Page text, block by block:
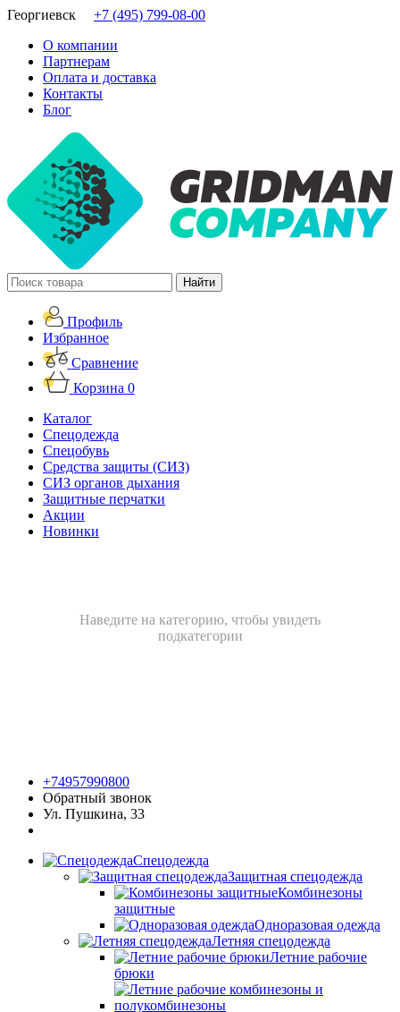
Георгиевск
+7 (495) 799-08-00
О компании
Партнерам
Оплата и доставка
Контакты
Блог
Профиль
Избранное
Сравнение
Корзина 0
Каталог
Спецодежда
Спецобувь
Средства защиты (СИЗ)
СИЗ органов дыхания
Защитные перчатки
Акции
Новинки
Наведите на категорию, чтобы увидеть
подкатегории
+74957990800
Обратный звонок
Ул. Пушкина, 33
Спецодежда
Защитная спецодежда
Комбинезоны
защитные
Одноразовая одежда
Летняя спецодежда
Летние рабочие
брюки